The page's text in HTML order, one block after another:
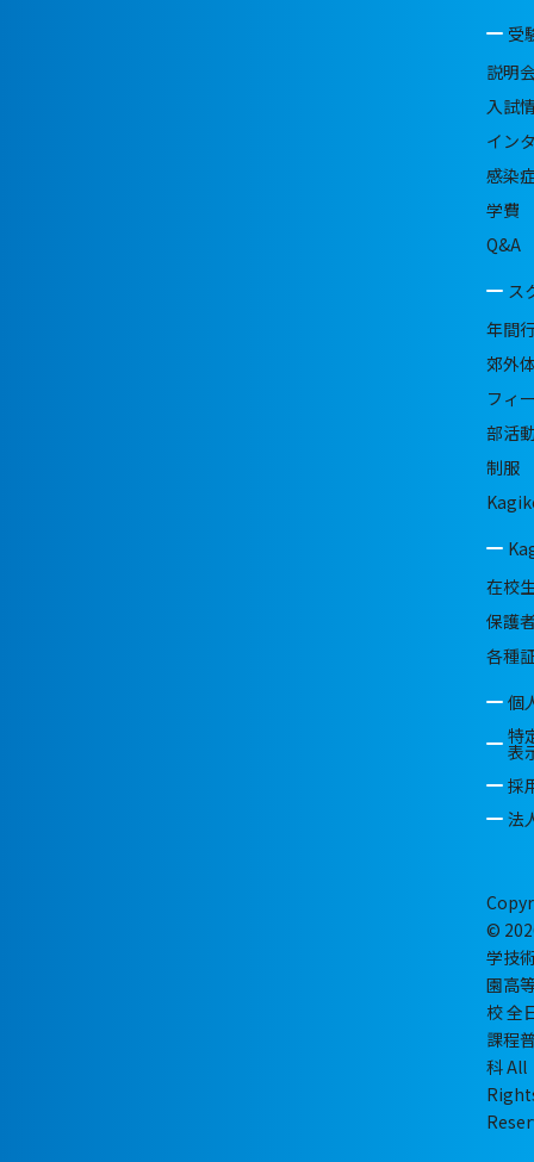
受
説明
入試
イン
感染
学費
Q&A
ス
年間
郊外
フィ
部活
制服
在校
保護
各種
個
特
表
採
法
©
学技
園高
校 全
課程
科 All